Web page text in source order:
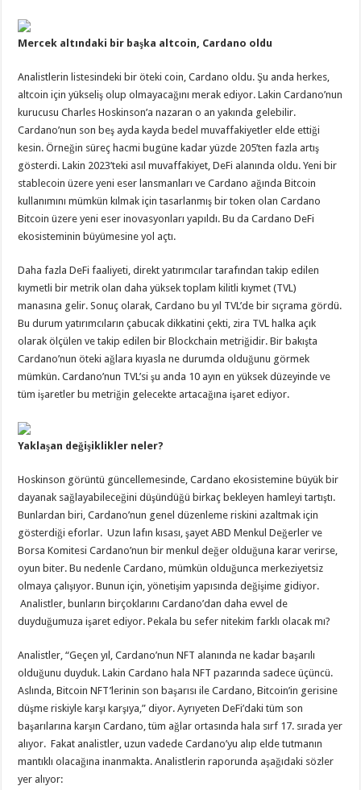
Mercek altındaki bir başka altcoin, Cardano oldu
Analistlerin listesindeki bir öteki coin, Cardano oldu. Şu anda herkes,
altcoin için yükseliş olup olmayacağını merak ediyor. Lakin Cardano’nun
kurucusu Charles Hoskinson’a nazaran o an yakında gelebilir.
Cardano’nun son beş ayda kayda bedel muvaffakiyetler elde ettiği
kesin. Örneğin süreç hacmi bugüne kadar yüzde 205’ten fazla artış
gösterdi. Lakin 2023’teki asıl muvaffakiyet, DeFi alanında oldu. Yeni bir
stablecoin üzere yeni eser lansmanları ve Cardano ağında Bitcoin
kullanımını mümkün kılmak için tasarlanmış bir token olan Cardano
Bitcoin üzere yeni eser inovasyonları yapıldı. Bu da Cardano DeFi
ekosisteminin büyümesine yol açtı.
Daha fazla DeFi faaliyeti, direkt yatırımcılar tarafından takip edilen
kıymetli bir metrik olan daha yüksek toplam kilitli kıymet (TVL)
manasına gelir. Sonuç olarak, Cardano bu yıl TVL’de bir sıçrama gördü.
Bu durum yatırımcıların çabucak dikkatini çekti, zira TVL halka açık
olarak ölçülen ve takip edilen bir Blockchain metriğidir. Bir bakışta
Cardano’nun öteki ağlara kıyasla ne durumda olduğunu görmek
mümkün. Cardano’nun TVL’si şu anda 10 ayın en yüksek düzeyinde ve
tüm işaretler bu metriğin gelecekte artacağına işaret ediyor.
Yaklaşan değişiklikler neler?
Hoskinson görüntü güncellemesinde, Cardano ekosistemine büyük bir
dayanak sağlayabileceğini düşündüğü birkaç bekleyen hamleyi tartıştı.
Bunlardan biri, Cardano’nun genel düzenleme riskini azaltmak için
gösterdiği eforlar. Uzun lafın kısası, şayet ABD Menkul Değerler ve
Borsa Komitesi Cardano’nun bir menkul değer olduğuna karar verirse,
oyun biter. Bu nedenle Cardano, mümkün olduğunca merkeziyetsiz
olmaya çalışıyor. Bunun için, yönetişim yapısında değişime gidiyor.
Analistler, bunların birçoklarını Cardano’dan daha evvel de
duyduğumuza işaret ediyor. Pekala bu sefer nitekim farklı olacak mı?
Analistler, “Geçen yıl, Cardano’nun NFT alanında ne kadar başarılı
olduğunu duyduk. Lakin Cardano hala NFT pazarında sadece üçüncü.
Aslında, Bitcoin NFT’lerinin son başarısı ile Cardano, Bitcoin’in gerisine
düşme riskiyle karşı karşıya,” diyor. Ayrıyeten DeFi’daki tüm son
başarılarına karşın Cardano, tüm ağlar ortasında hala sırf 17. sırada yer
alıyor. Fakat analistler, uzun vadede Cardano’yu alıp elde tutmanın
mantıklı olacağına inanmakta. Analistlerin raporunda aşağıdaki sözler
yer alıyor: